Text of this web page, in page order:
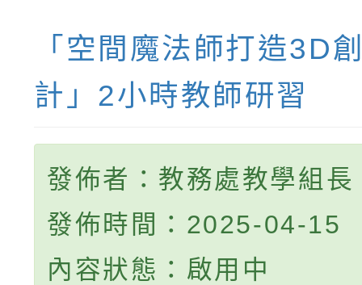
「空間魔法師打造3D
計」2小時教師研習
發佈者：教務處教學組長
發佈時間：2025-04-15
內容狀態：啟用中